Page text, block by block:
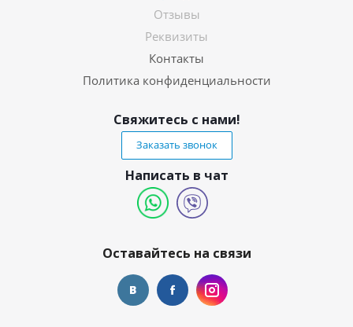
Отзывы
Реквизиты
Контакты
Политика конфиденциальности
Свяжитесь с нами!
Заказать звонок
Написать в чат
Оставайтесь на связи